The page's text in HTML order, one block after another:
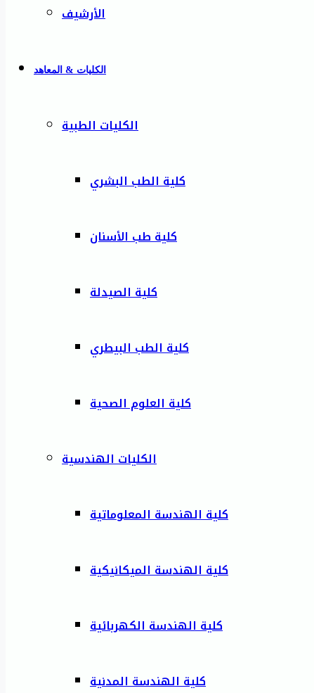
الأرشيف
الكليات & المعاهد
الكليات الطبية
كلية الطب البشري
كلية طب الأسنان
كلية الصيدلة
كلية الطب البيطري
كلية العلوم الصحية
الكليات الهندسية
كلية الهندسة المعلوماتية
كلية الهندسة الميكانيكية
كلية الهندسة الكهربائية
كلية الهندسة المدنية